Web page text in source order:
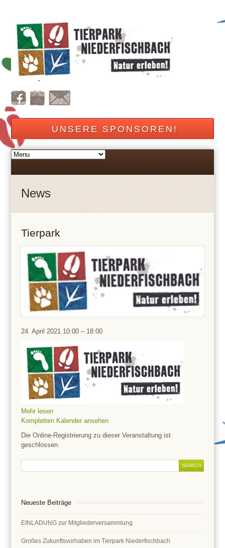
UNSERE SPONSOREN!
News
Tierpark
Tierpark
24. April 2021 10:00 – 18:00
Mehr lesen
Kompletten Kalender ansehen
Die Online-Registrierung zu dieser Veranstaltung ist
geschlossen.
Neueste Beiträge
EINLADUNG zur Mitgliederversammlung
Großes Zukunftsvorhaben im Tierpark Niederfischbach